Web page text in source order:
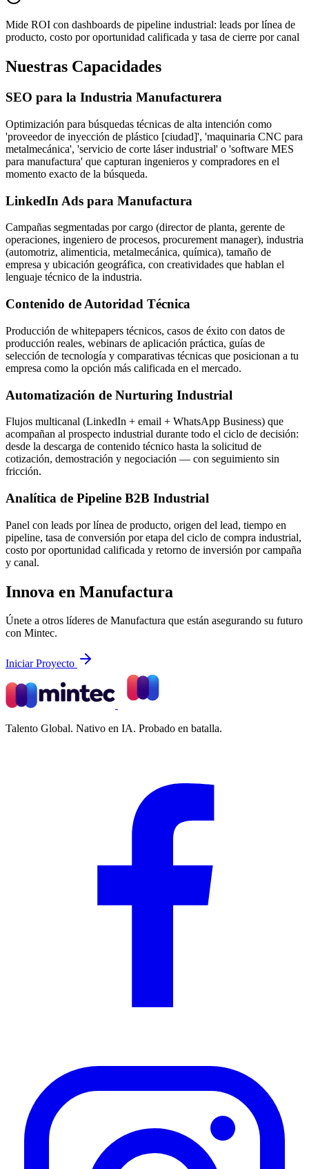
Mide ROI con dashboards de pipeline industrial: leads por línea de
producto, costo por oportunidad calificada y tasa de cierre por canal
Nuestras Capacidades
SEO para la Industria Manufacturera
Optimización para búsquedas técnicas de alta intención como
'proveedor de inyección de plástico [ciudad]', 'maquinaria CNC para
metalmecánica', 'servicio de corte láser industrial' o 'software MES
para manufactura' que capturan ingenieros y compradores en el
momento exacto de la búsqueda.
LinkedIn Ads para Manufactura
Campañas segmentadas por cargo (director de planta, gerente de
operaciones, ingeniero de procesos, procurement manager), industria
(automotriz, alimenticia, metalmecánica, química), tamaño de
empresa y ubicación geográfica, con creatividades que hablan el
lenguaje técnico de la industria.
Contenido de Autoridad Técnica
Producción de whitepapers técnicos, casos de éxito con datos de
producción reales, webinars de aplicación práctica, guías de
selección de tecnología y comparativas técnicas que posicionan a tu
empresa como la opción más calificada en el mercado.
Automatización de Nurturing Industrial
Flujos multicanal (LinkedIn + email + WhatsApp Business) que
acompañan al prospecto industrial durante todo el ciclo de decisión:
desde la descarga de contenido técnico hasta la solicitud de
cotización, demostración y negociación — con seguimiento sin
fricción.
Analítica de Pipeline B2B Industrial
Panel con leads por línea de producto, origen del lead, tiempo en
pipeline, tasa de conversión por etapa del ciclo de compra industrial,
costo por oportunidad calificada y retorno de inversión por campaña
y canal.
Innova en Manufactura
Únete a otros líderes de Manufactura que están asegurando su futuro
con Mintec.
Iniciar Proyecto
Talento Global. Nativo en IA. Probado en batalla.